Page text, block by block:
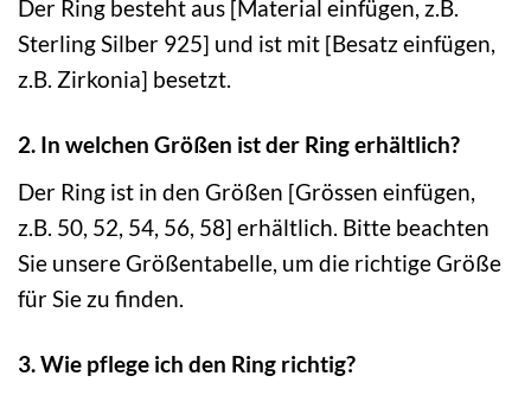
Der Ring besteht aus [Material einfügen, z.B.
Sterling Silber 925] und ist mit [Besatz einfügen,
z.B. Zirkonia] besetzt.
2. In welchen Größen ist der Ring erhältlich?
Der Ring ist in den Größen [Grössen einfügen,
z.B. 50, 52, 54, 56, 58] erhältlich. Bitte beachten
Sie unsere Größentabelle, um die richtige Größe
für Sie zu finden.
3. Wie pflege ich den Ring richtig?